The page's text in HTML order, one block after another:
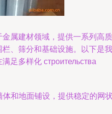
属建材领域，提供一系列高质
、筛分和基础设施。以下是我
足多样化 строительства
体和地面铺设，提供稳定的网